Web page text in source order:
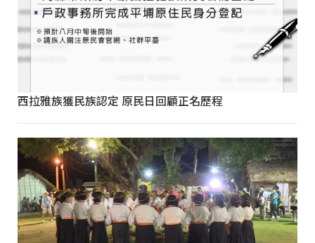
西拉雅族獲民族認定 原民日回顧正名歷程